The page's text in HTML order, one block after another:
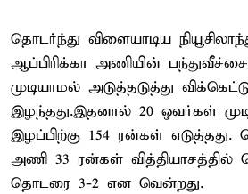
தொடர்ந்து விளையாடிய
ஆப்பிரிக்கா அணியின்
முடியாமல் அடுத்தடுத்து
இழந்தது.இதனால் 20 ஓவர்கள்
இழப்பிற்கு 154 ரன்கள் எடுத்தது.
அணி 33 ரன்கள் வித்தியாசத்தில்
தொடரை 3-2 என வென்றது.